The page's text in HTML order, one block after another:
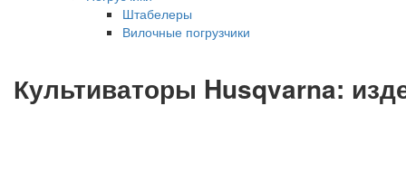
Штабелеры
Вилочные погрузчики
Культиваторы Husqvarna: